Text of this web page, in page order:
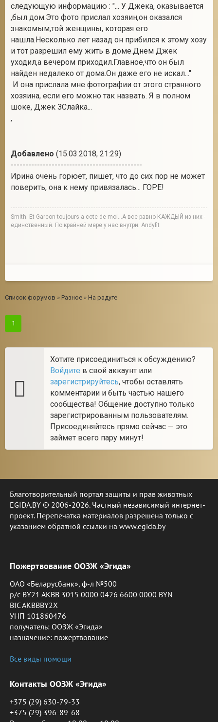
следующую информацию : "... У Джека, оказывается
,был дом.Это фото прислал хозяин,он оказался
знакомым,той женщины, которая его
нашла.Несколько лет назад он прибился к этому хозу
и тот разрешил ему жить в доме.Днем Джек
уходил,а вечером приходил.Главное,что он был
найден недалеко от дома.Он даже его не искал..."
И она прислала мне фотографии от этого странного
хозяина, если его можно так назвать. Я в полном
шоке, Джек ЗСлайка...
,
Добавлено (15.03.2018, 21:29)
---------------------------------------------
Ирина очень горюет, пишет, что до сих пор не может
поверить, она к нему привязалась... ГОРЕ!
Smith. Et Garcon toujours a cote de moi...А все равно КАЖДЫЙ из них -
единственный. По крайней мере у нас внутри. Andyfit
Список форумов » Разное » На радуге
1
Хотите присоединиться к обсуждению?
Войдите в свой аккаунт или
зарегистрируйтесь, чтобы оставлять
комментарии и быть частью нашего
сообщества! Общение доступно только
зарегистрированным пользователям.
Присоединяйтесь прямо сейчас — это
займет всего пару минут!
Благотворительный портал защиты и прав животных
EGIDA.BY © 2006-2026. Частный независимый интернет-
проект. Перепечатка материалов разрешена только с
указанием обратной ссылки на www.egida.by
Пожертвование ООЗЖ «Эгида»
ОАО «Беларусбанк», ф-л №500
р/с BY21 AKBB 3015 0000 0426 6600 0000 BYN
BIC AKBBBY2X
УНП 101860476
получатель: ООЗЖ «Эгида»
назначение: пожертвование
Все виды помощи
Контакты ООЗЖ «Эгида»
+375 (29) 630-79-33
+375 (29) 396-89-68